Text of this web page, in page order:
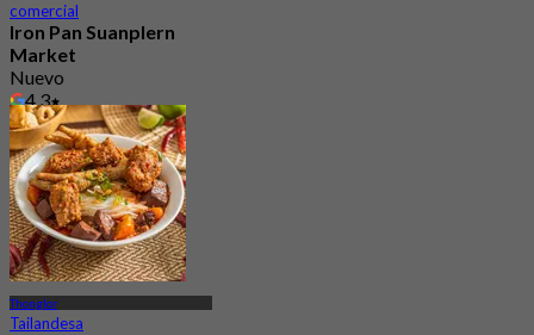
comercial
Iron Pan Suanplern
Market
Nuevo
4.3
Desde฿ 247.5
Thonglor
Tailandesa